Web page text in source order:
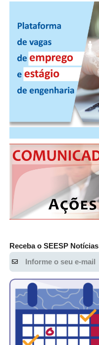
Receba o SEESP Notícias